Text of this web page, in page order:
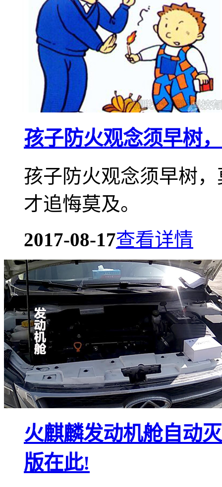
孩子防火观念须早树
孩子防火观念须早树
才追悔莫及。
2017-08-17查看详情
火麒麟发动机舱自动
版在此!